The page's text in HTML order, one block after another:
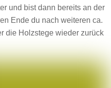
und bist dann bereits an der
Ende du nach weiteren ca.
die Holzstege wieder zurück